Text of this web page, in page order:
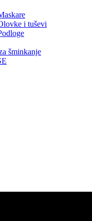
i tuševi
šminkanje